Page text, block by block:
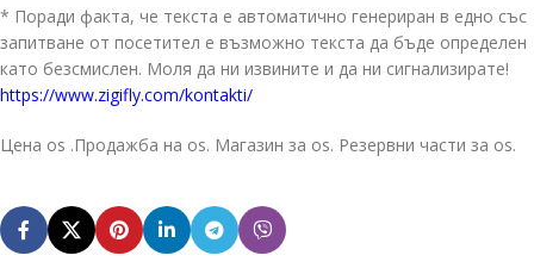
* Поради факта, че текста е автоматично генериран в едно със
запитване от посетител е възможно текста да бъде определен
като безсмислен. Моля да ни извините и да ни сигнализирате!
https://www.zigifly.com/kontakti/
Цена os .Продажба на os. Магазин за os. Резервни части за os.